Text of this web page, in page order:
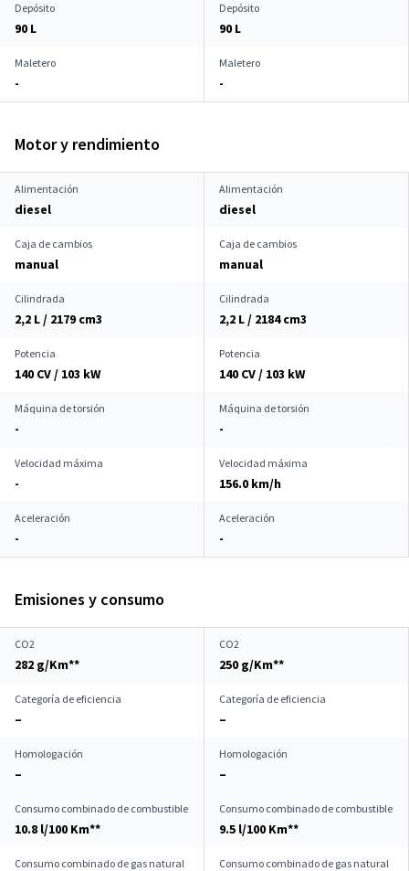
Depósito
90 L
Depósito
90 L
Maletero
-
Maletero
-
Motor y rendimiento
Alimentación
diesel
Alimentación
diesel
Caja de cambios
manual
Caja de cambios
manual
Cilindrada
2,2 L / 2179 cm3
Cilindrada
2,2 L / 2184 cm3
Potencia
140 CV / 103 kW
Potencia
140 CV / 103 kW
Máquina de torsión
-
Máquina de torsión
-
Velocidad máxima
-
Velocidad máxima
156.0 km/h
Aceleración
-
Aceleración
-
Emisiones y consumo
CO2
282 g/Km**
CO2
250 g/Km**
Categoría de eficiencia
–
Categoría de eficiencia
–
Homologación
–
Homologación
–
Consumo combinado de combustible
10.8 l/100 Km**
Consumo combinado de combustible
9.5 l/100 Km**
Consumo combinado de gas natural Consumo combinado de gas natural